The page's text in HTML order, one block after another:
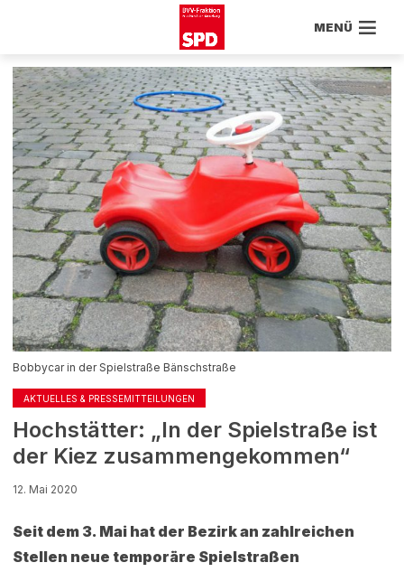
MENÜ
Bobbycar in der Spielstraße Bänschstraße
AKTUELLES & PRESSEMITTEILUNGEN
Hochstätter: „In der Spielstraße ist
der Kiez zusammengekommen“
12. Mai 2020
Seit dem 3. Mai hat der Bezirk an zahlreichen
Stellen neue temporäre Spielstraßen